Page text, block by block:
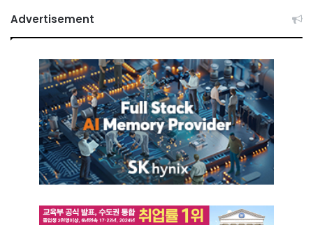
Advertisement